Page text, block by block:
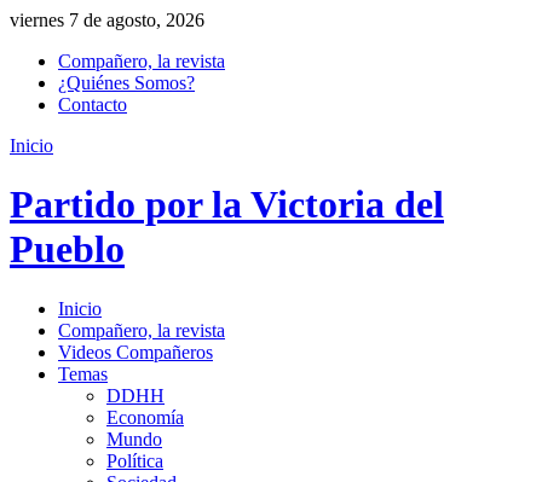
viernes 7 de agosto, 2026
Compañero, la revista
¿Quiénes Somos?
Contacto
Inicio
Partido por la Victoria del
Pueblo
Inicio
Compañero, la revista
Videos Compañeros
Temas
DDHH
Economía
Mundo
Política